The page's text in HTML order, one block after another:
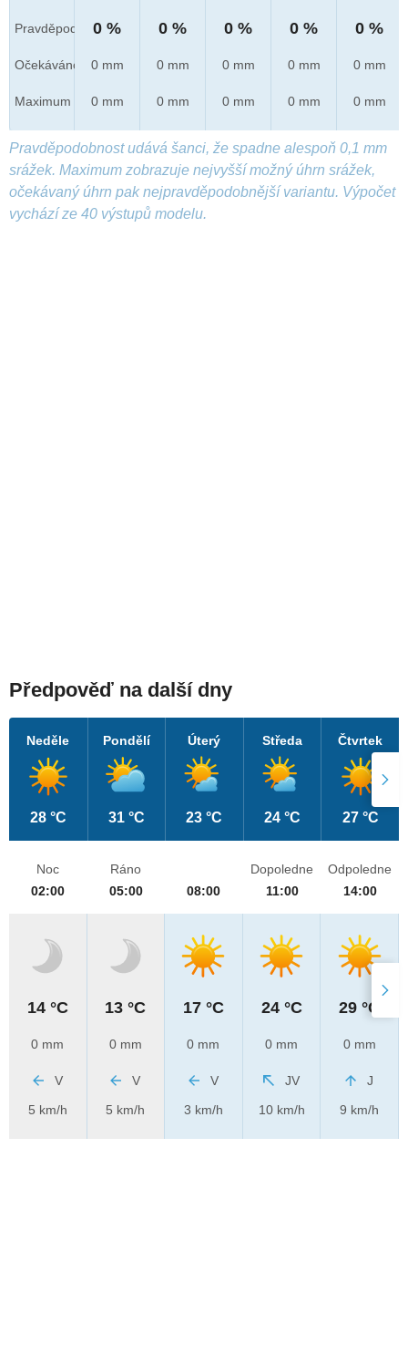
Pravděpod.
Očekáváno
Maximum
0 %
0 mm
0 mm
0 %
0 mm
0 mm
0 %
0 mm
0 mm
0 %
0 mm
0 mm
0 %
0 mm
0 mm
Pravděpodobnost udává šanci, že spadne alespoň 0,1 mm
srážek. Maximum zobrazuje nejvyšší možný úhrn srážek,
očekávaný úhrn pak nejpravděpodobnější variantu. Výpočet
vychází ze 40 výstupů modelu.
Předpověď na další dny
Neděle
28 °C
Pondělí
31 °C
Úterý
23 °C
Středa
24 °C
Čtvrtek
27 °C
Noc
02:00
14 °C
0 mm
V
5 km/h
Ráno
05:00
13 °C
0 mm
V
5 km/h
08:00
17 °C
0 mm
V
3 km/h
Dopoledne
11:00
24 °C
0 mm
JV
10 km/h
Odpoledne
14:00
29 °C
0 mm
J
9 km/h